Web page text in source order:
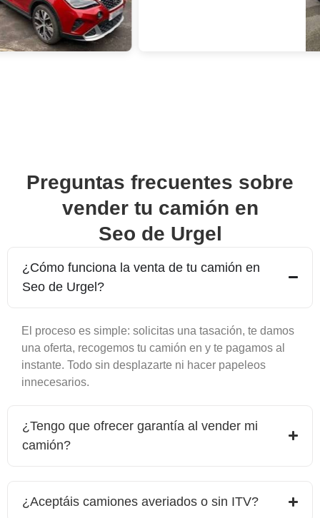
Preguntas frecuentes sobre
vender tu camión en
Seo de Urgel
¿Cómo funciona la venta de tu camión en
Seo de Urgel?
El proceso es simple: solicitas una tasación, te damos
una oferta, recogemos tu camión en y te pagamos al
instante. Todo sin desplazarte ni hacer papeleos
innecesarios.
¿Tengo que ofrecer garantía al vender mi
camión?
¿Aceptáis camiones averiados o sin ITV?